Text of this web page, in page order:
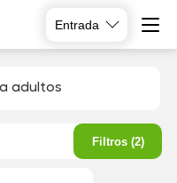
Entrada
adultos
Filtros (2)